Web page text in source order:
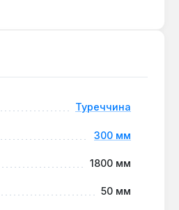
надійне та
Туреччина
300 мм
1800 мм
50 мм